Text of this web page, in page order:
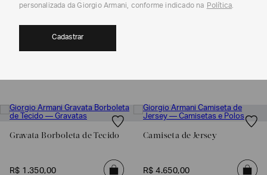
COLEÇÃO FALL WINTER MASCULINO|
GIORGIO ARMANI
Gravata Borboleta de Tecido
R$ 1 .350,00
Camiseta de Jersey
R$ 4.650,00
personalizada da Giorgio Armani, conforme indicado na Política.
Cadastrar